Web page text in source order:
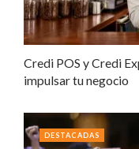
Credi POS y Credi
impulsar tu negocio
DESTACADAS